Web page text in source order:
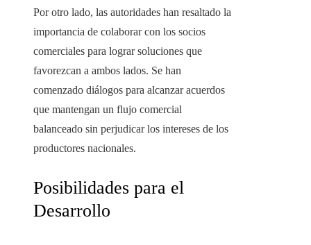
Por otro lado, las autoridades han resaltado la
importancia de colaborar con los socios
comerciales para lograr soluciones que
favorezcan a ambos lados. Se han
comenzado diálogos para alcanzar acuerdos
que mantengan un flujo comercial
balanceado sin perjudicar los intereses de los
productores nacionales.
Posibilidades para el
Desarrollo